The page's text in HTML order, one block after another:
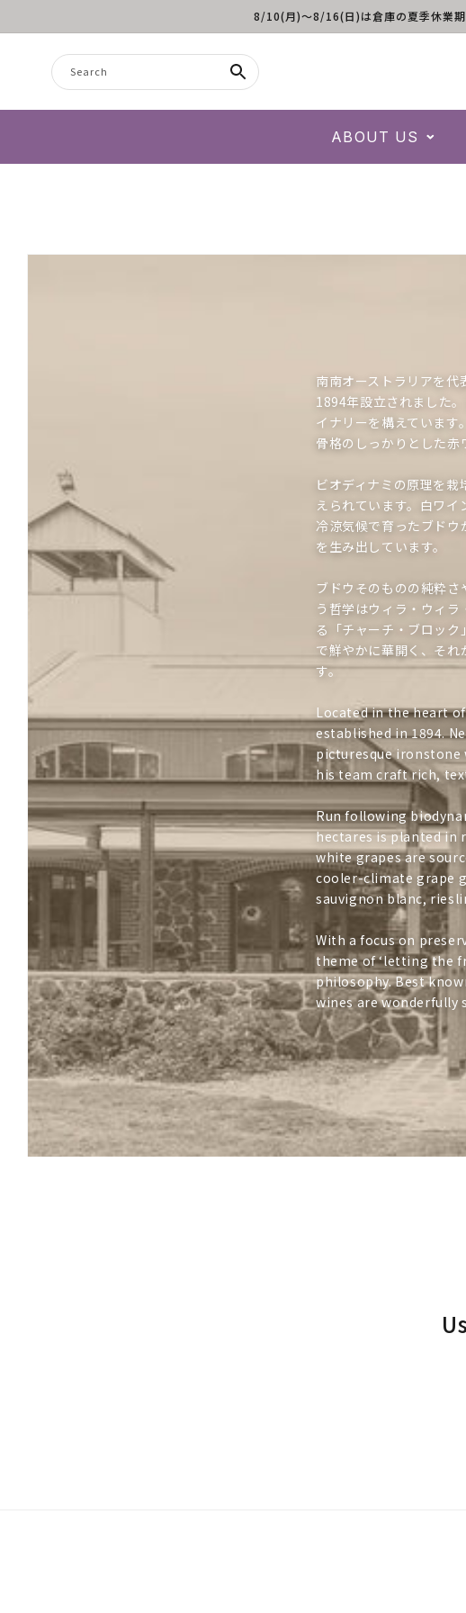
8/10(月)～8/16(日)は倉庫の夏季休業期
Search
ABOUT US
南南オーストラリアを
1894年設立されました
イナリーを構えていま
骨格のしっかりとした赤
ビオディナミの原理を
えられています。白ワ
冷涼気候で育ったブドウ
を生み出しています。
ブドウそのものの純粋
う哲学はウィラ・ウィ
る「チャーチ・ブロッ
で鮮やかに華開く、そ
す。
Located in the heart
established in 1894.
picturesque ironstone
his team craft rich,
Run following
hectares is planted in
white grapes are
cooler-climate grape
sauvignon blanc,
With a focus on
theme of ‘letting the
philosophy. Best
wines are wonderfully